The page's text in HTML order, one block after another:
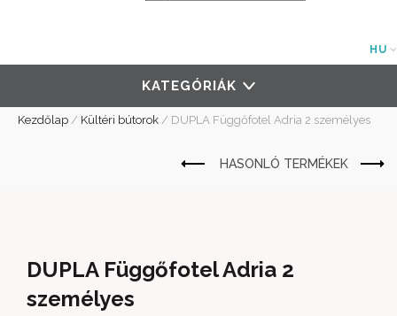
HU
KATEGÓRIÁK
Kezdőlap / Kültéri bútorok / DUPLA Függőfotel Adria 2 személyes
DUPLA Függőfotel Adria 2
személyes